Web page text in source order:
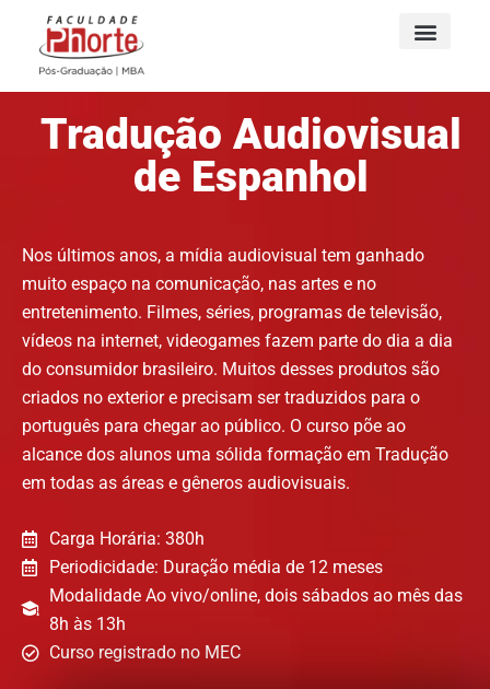
Tradução Audiovisual
de Espanhol
Nos últimos anos, a mídia audiovisual tem ganhado
muito espaço na comunicação, nas artes e no
entretenimento. Filmes, séries, programas de televisão,
vídeos na internet, videogames fazem parte do dia a dia
do consumidor brasileiro. Muitos desses produtos são
criados no exterior e precisam ser traduzidos para o
português para chegar ao público. O curso põe ao
alcance dos alunos uma sólida formação em Tradução
em todas as áreas e gêneros audiovisuais.
Carga Horária: 380h
Periodicidade: Duração média de 12 meses
Modalidade Ao vivo/online, dois sábados ao mês das
8h às 13h
Curso registrado no MEC